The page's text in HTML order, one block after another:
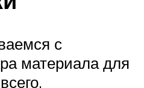
с
материала для